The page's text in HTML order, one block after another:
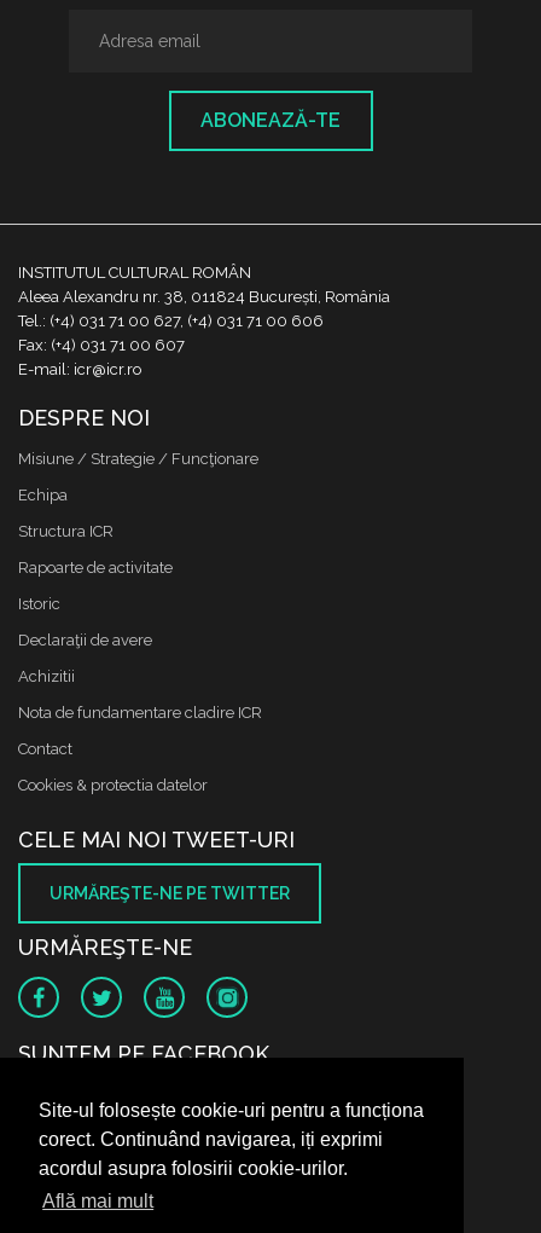
Site-ul folosește cookie-uri pentru a funcționa
corect. Continuând navigarea, iți exprimi
acordul asupra folosirii cookie-urilor.
Află mai mult
ABONEAZĂ-TE
INSTITUTUL CULTURAL ROMÂN
Aleea Alexandru nr. 38, 011824 București, România
Tel.: (+4) 031 71 00 627, (+4) 031 71 00 606
Fax: (+4) 031 71 00 607
E-mail: icr@icr.ro
DESPRE NOI
Misiune / Strategie / Funcţionare
Echipa
Structura ICR
Rapoarte de activitate
Istoric
Declaraţii de avere
Achizitii
Nota de fundamentare cladire ICR
Contact
Cookies & protectia datelor
CELE MAI NOI TWEET-URI
URMĂREŞTE-NE PE TWITTER
URMĂREŞTE-NE
SUNTEM PE FACEBOOK